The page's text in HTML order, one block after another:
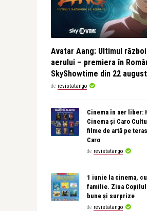
Avatar Aang: Ultimul
aerului – premiera în
SkyShowtime din 22
de revistatango
Cinema în aer liber:
Cinema și Caro
filme de artă pe
Caro
de revistatango
1 iunie la cinema,
familie. Ziua
bune și surprize
de revistatango